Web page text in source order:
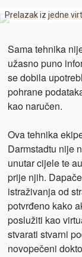
Prelazak iz jedne
Sama tehnika
užasno puno
se dobila
pohrane
kao naručen.
Ova tehnika
Darmstadtu nije
unutar cijele te
prije njih.
istraživanja od
potvrđeno kako
poslužiti kao
stvarati stvarni
novopečeni